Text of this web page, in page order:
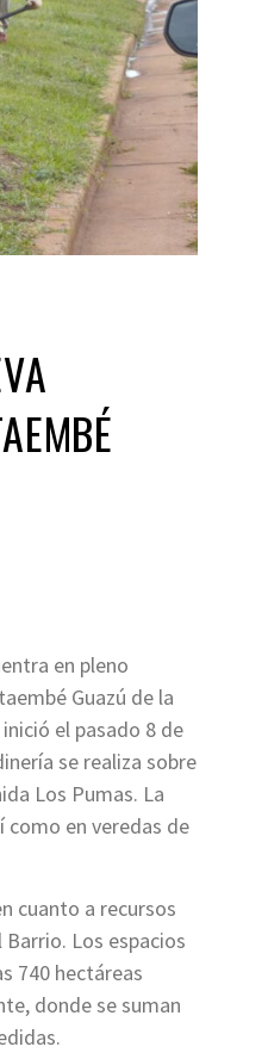
en pleno
Guazú de la
el pasado 8 de
se realiza sobre
Los Pumas. La
en veredas de
cuanto a recursos
Los espacios
740 hectáreas
donde se suman